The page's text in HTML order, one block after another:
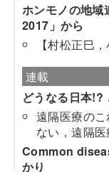
ホンモノの地域
2017」から
【村松正巳
連載
どうなる日本!?
遠隔医療の
ない，遠隔医
Common
かり